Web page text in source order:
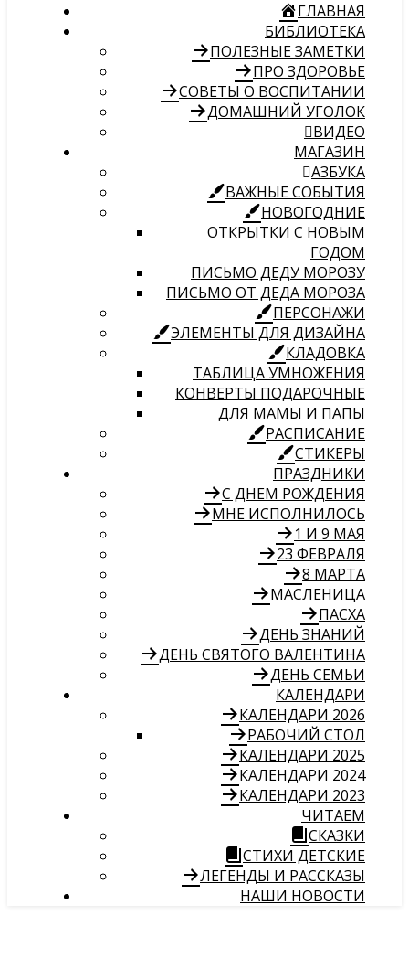
ГЛАВНАЯ
БИБЛИОТЕКА
ПОЛЕЗНЫЕ ЗАМЕТКИ
ПРО ЗДОРОВЬЕ
СОВЕТЫ О ВОСПИТАНИИ
ДОМАШНИЙ УГОЛОК
ВИДЕО
МАГАЗИН
АЗБУКА
ВАЖНЫЕ СОБЫТИЯ
НОВОГОДНИЕ
ОТКРЫТКИ С НОВЫМ
ГОДОМ
ПИСЬМО ДЕДУ МОРОЗУ
ПИСЬМО ОТ ДЕДА МОРОЗА
ПЕРСОНАЖИ
ЭЛЕМЕНТЫ ДЛЯ ДИЗАЙНА
КЛАДОВКА
ТАБЛИЦА УМНОЖЕНИЯ
КОНВЕРТЫ ПОДАРОЧНЫЕ
ДЛЯ МАМЫ И ПАПЫ
РАСПИСАНИЕ
СТИКЕРЫ
ПРАЗДНИКИ
С ДНЕМ РОЖДЕНИЯ
МНЕ ИСПОЛНИЛОСЬ
1 И 9 МАЯ
23 ФЕВРАЛЯ
8 МАРТА
МАСЛЕНИЦА
ПАСХА
ДЕНЬ ЗНАНИЙ
ДЕНЬ СВЯТОГО ВАЛЕНТИНА
ДЕНЬ СЕМЬИ
КАЛЕНДАРИ
КАЛЕНДАРИ 2026
РАБОЧИЙ СТОЛ
КАЛЕНДАРИ 2025
КАЛЕНДАРИ 2024
КАЛЕНДАРИ 2023
ЧИТАЕМ
СКАЗКИ
СТИХИ ДЕТСКИЕ
ЛЕГЕНДЫ И РАССКАЗЫ
НАШИ НОВОСТИ